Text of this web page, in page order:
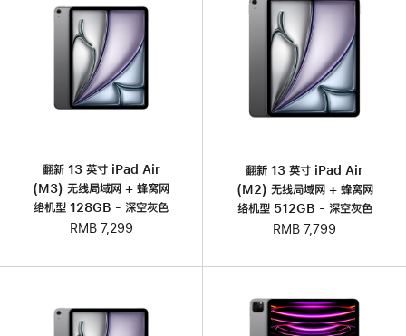
翻新 13 英寸 iPad Air
(M3) 无线局域网 + 蜂窝网
络机型 128GB - 深空灰色
RMB 7,299
翻新 13 英寸 iPad Air
(M2) 无线局域网 + 蜂窝网
络机型 512GB - 深空灰色
RMB 7,799